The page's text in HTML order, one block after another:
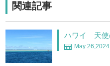
関連記事
ハワイ 天使
May 26,2024